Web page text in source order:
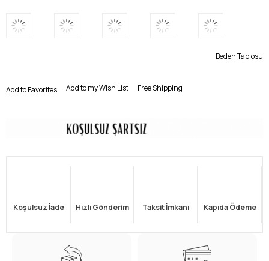
Beden Tablosu
Add to Favorites Add to my Wish List Free Shipping
Koşulsuz İade Hızlı Gönderim Taksit İmkanı Kapıda Ödeme